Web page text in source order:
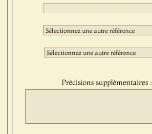
Première
sélection
:Deuxième
sélection
:Troisième
sélection
Précisions supplémentaires :